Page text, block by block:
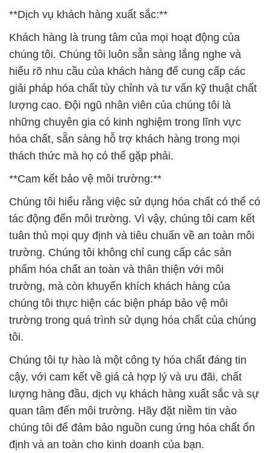
**Dịch vụ khách hàng xuất sắc:**
Khách hàng là trung tâm của mọi hoạt động của
chúng tôi. Chúng tôi luôn sẵn sàng lắng nghe và
hiểu rõ nhu cầu của khách hàng để cung cấp các
giải pháp hóa chất tùy chỉnh và tư vấn kỹ thuật chất
lượng cao. Đội ngũ nhân viên của chúng tôi là
những chuyên gia có kinh nghiệm trong lĩnh vực
hóa chất, sẵn sàng hỗ trợ khách hàng trong mọi
thách thức mà họ có thể gặp phải.
**Cam kết bảo vệ môi trường:**
Chúng tôi hiểu rằng việc sử dụng hóa chất có thể có
tác động đến môi trường. Vì vậy, chúng tôi cam kết
tuân thủ mọi quy định và tiêu chuẩn về an toàn môi
trường. Chúng tôi không chỉ cung cấp các sản
phẩm hóa chất an toàn và thân thiện với môi
trường, mà còn khuyến khích khách hàng của
chúng tôi thực hiện các biện pháp bảo vệ môi
trường trong quá trình sử dụng hóa chất của chúng
tôi.
Chúng tôi tự hào là một công ty hóa chất đáng tin
cậy, với cam kết về giá cả hợp lý và ưu đãi, chất
lượng hàng đầu, dịch vụ khách hàng xuất sắc và sự
quan tâm đến môi trường. Hãy đặt niềm tin vào
chúng tôi để đảm bảo nguồn cung ứng hóa chất ổn
định và an toàn cho kinh doanh của bạn.